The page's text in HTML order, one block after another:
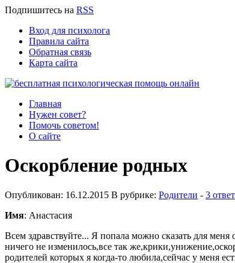
Подпишитесь на RSS
Вход для психолога
Правила сайта
Обратная связь
Карта сайта
Главная
Нужен совет?
Помочь советом!
О сайте
Оскорбление родных
Опубликован: 16.12.2015 В рубрике: Родители - 3
Имя: Анастасия
Всем здравствуйте... Я попала можно сказать для
ничего не изменилось,все так
родителей которых я когда-то любила,сейчас у меня